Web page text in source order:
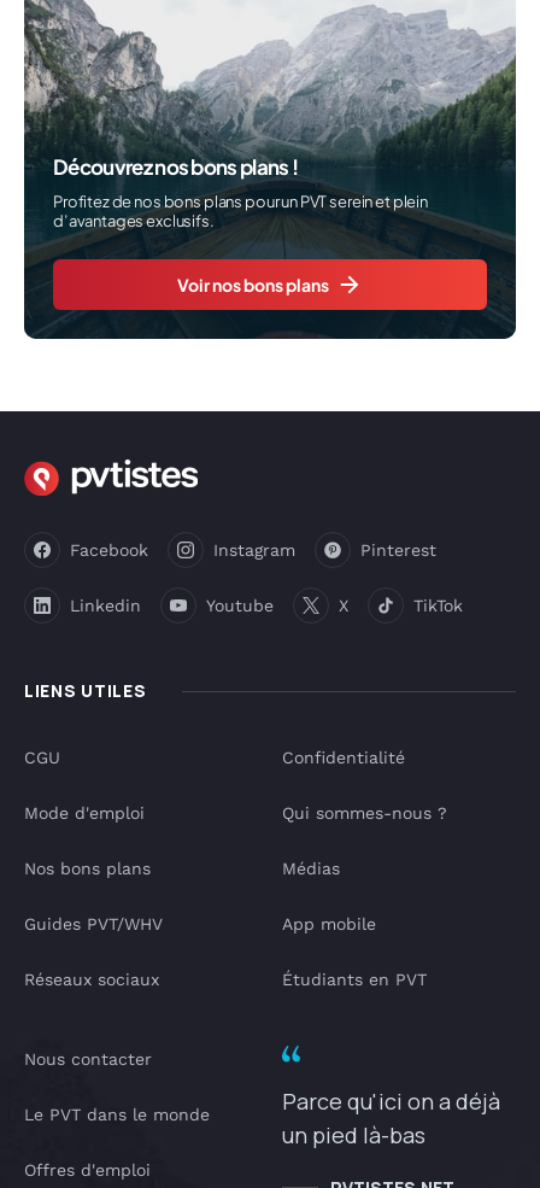
Découvrez nos bons plans !
Profitez de nos bons plans pour un PVT serein et plein
d’avantages exclusifs.
Voir nos bons plans
LIENS UTILES
Facebook Instagram Pinterest
Linkedin Youtube X TikTok
CGU
Mode d'emploi
Nos bons plans
Guides PVT/WHV
Réseaux sociaux
Confidentialité
Qui sommes-nous ?
Médias
App mobile
Étudiants en PVT
Nous contacter
Le PVT dans le monde
Offres d'emploi
Parce qu'ici on a déjà
un pied là-bas